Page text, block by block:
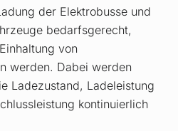
der Elektrobusse und
bedarfsgerecht,
von
werden. Dabei werden
Ladezustand, Ladeleistung
kontinuierlich